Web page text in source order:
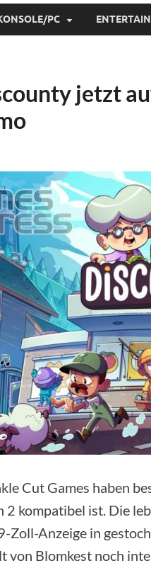
PC
jetzt
Cut Games haben
2 kompatibel ist. Die
Zoll-Anzeige in
von Blomkest noch